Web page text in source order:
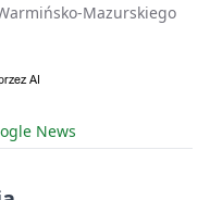
Mazurskiego
News